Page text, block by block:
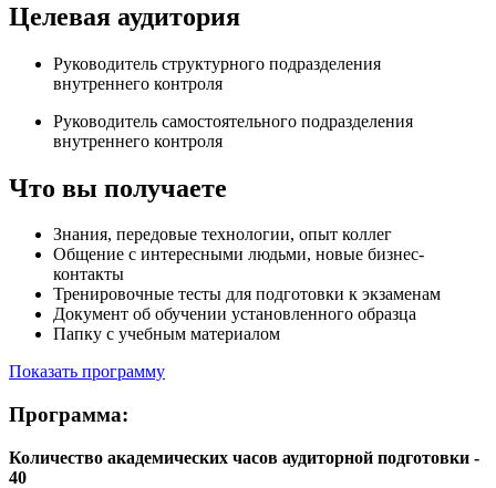
Целевая аудитория
Руководитель структурного подразделения
внутреннего контроля
Руководитель самостоятельного подразделения
внутреннего контроля
Что вы получаете
Знания, передовые технологии, опыт коллег
Общение с интересными людьми, новые бизнес-
контакты
Тренировочные тесты для подготовки к экзаменам
Документ об обучении установленного образца
Папку с учебным материалом
Показать программу
Программа:
Количество академических часов аудиторной подготовки -
40